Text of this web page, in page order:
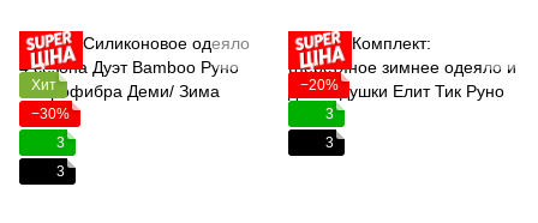
Хит
−30%
3
3
−20%
3
3